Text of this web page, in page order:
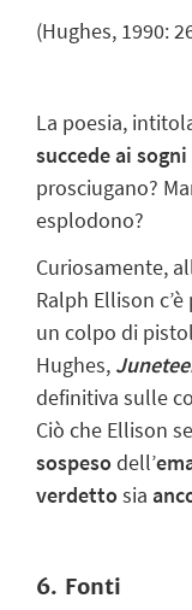
(Hughes, 1990:
La poesia,
succede ai
prosciugano?
esplodono?
Curiosamente,
Ralph Ellison
un colpo di
Hughes,
definitiva sulle
Ciò che Ellison
sospesodell’
verdettosia
6. Fonti